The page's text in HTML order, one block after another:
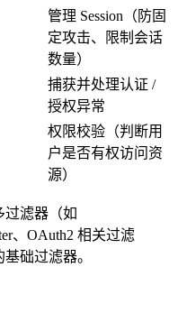
管理 Session（防固
定攻击、限制会话
数量）
捕获并处理认证 /
授权异常
权限校验（判断用
户是否有权访问资
源）
过滤器（如
、OAuth2 相关过滤
础过滤器。